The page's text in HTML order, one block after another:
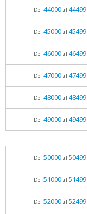
Del 44000al 44499
Del 45000al 45499
Del 46000al 46499
Del 47000al 47499
Del 48000al 48499
Del 49000al 49499
Del 50000al 50499
Del 51000al 51499
Del 52000al 52499